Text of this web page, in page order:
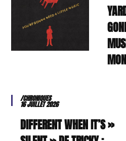
/CHRONIQUES
16 JUILLET 2026
« DIFFERENT WHEN IT’S